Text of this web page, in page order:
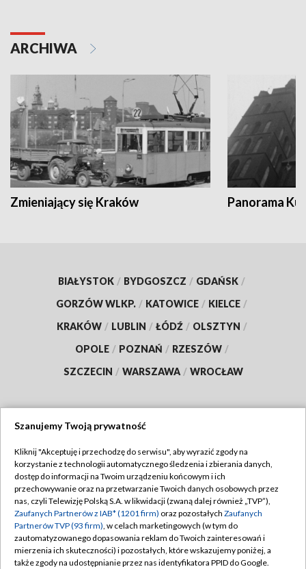
ARCHIWA
Zmieniający się Kraków Panorama
BIAŁYSTOK / BYDGOSZCZ / GDAŃSK /
GORZÓW WLKP. / KATOWICE / KIELCE /
KRAKÓW / LUBLIN / ŁÓDŹ / OLSZTYN /
OPOLE / POZNAŃ / RZESZÓW /
SZCZECIN / WARSZAWA / WROCŁAW
TVP
Abonament TVP
Emisja w TVP
Centrum informacji TVP
Naziemna Telewizja Cyfrowa
Regulamin TVP
Polityka prywatności
Moje zgody
Pomoc
Szanujemy Twoją prywatność
Kliknij "Akceptuję i przechodzę do serwisu", aby wyrazić zgody na
korzystanie z technologii automatycznego śledzenia i zbierania danych,
dostęp do informacji na Twoim urządzeniu końcowym i ich
przechowywanie oraz na przetwarzanie Twoich danych osobowych przez
nas, czyli Telewizję Polską S.A. w likwidacji (zwaną dalej również „TVP”),
Zaufanych Partnerów z IAB* (1201 firm) oraz pozostałych Zaufanych
Partnerów TVP (93 firm), w celach marketingowych (w tym do
zautomatyzowanego dopasowania reklam do Twoich zainteresowań i
mierzenia ich skuteczności) i pozostałych, które wskazujemy poniżej, a
także zgody na udostępnianie przez nas identyfikatora PPID do Google.